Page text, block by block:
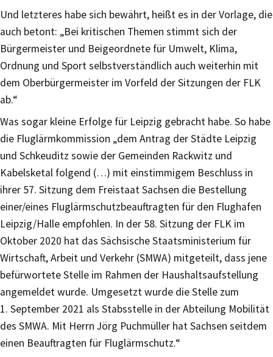
Und letzteres habe sich bewährt, heißt es in der Vorlage, die
auch betont: „Bei kritischen Themen stimmt sich der
Bürgermeister und Beigeordnete für Umwelt, Klima,
Ordnung und Sport selbstverständlich auch weiterhin mit
dem Oberbürgermeister im Vorfeld der Sitzungen der FLK
ab.“
Was sogar kleine Erfolge für Leipzig gebracht habe. So habe
die Fluglärmkommission „dem Antrag der Städte Leipzig
und Schkeuditz sowie der Gemeinden Rackwitz und
Kabelsketal folgend (…) mit einstimmigem Beschluss in
ihrer 57. Sitzung dem Freistaat Sachsen die Bestellung
einer/eines Fluglärmschutzbeauftragten für den Flughafen
Leipzig/Halle empfohlen. In der 58. Sitzung der FLK im
Oktober 2020 hat das Sächsische Staatsministerium für
Wirtschaft, Arbeit und Verkehr (SMWA) mitgeteilt, dass jene
befürwortete Stelle im Rahmen der Haushaltsaufstellung
angemeldet wurde. Umgesetzt wurde die Stelle zum
1. September 2021 als Stabsstelle in der Abteilung Mobilität
des SMWA. Mit Herrn Jörg Puchmüller hat Sachsen seitdem
einen Beauftragten für Fluglärmschutz.“